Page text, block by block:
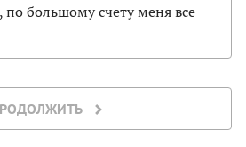
большому счету меня все